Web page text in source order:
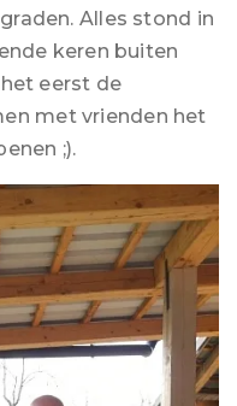
Alles stond in
keren buiten
eerst de
met vrienden het
;).